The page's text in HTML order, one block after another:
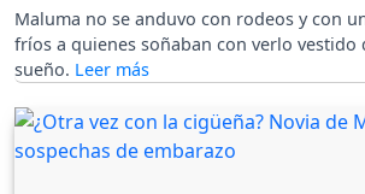
Maluma no se anduvo con rodeos y con
fríos a quienes soñaban con verlo vestido
sueño.